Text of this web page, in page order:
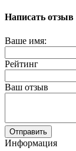
Написать отзыв
Ваше имя:
Рейтинг
Ваш отзыв
Отправить
Информация